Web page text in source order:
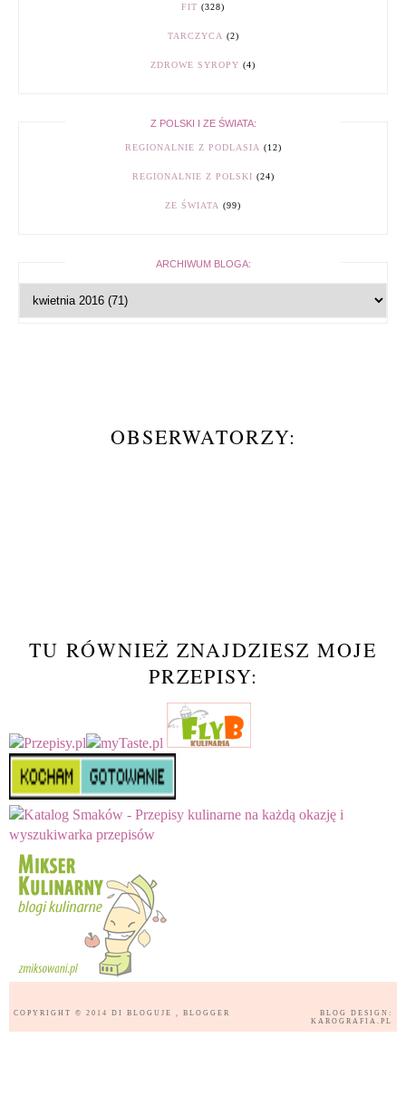
FIT (328)
TARCZYCA (2)
ZDROWE SYROPY (4)
Z POLSKI I ZE ŚWIATA:
REGIONALNIE Z PODLASIA (12)
REGIONALNIE Z POLSKI (24)
ZE ŚWIATA (99)
ARCHIWUM BLOGA:
OBSERWATORZY:
TU RÓWNIEŻ ZNAJDZIESZ MOJE
PRZEPISY:
COPYRIGHT © 2014 DI BLOGUJE , BLOGGER
BLOG DESIGN:
KAROGRAFIA.PL